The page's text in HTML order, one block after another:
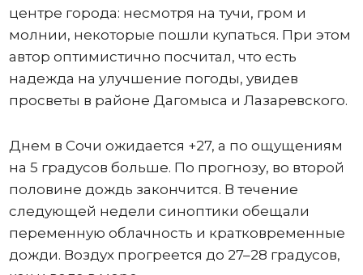
центре города: несмотря на тучи, гром и
молнии, некоторые пошли купаться. При этом
автор оптимистично посчитал, что есть
надежда на улучшение погоды, увидев
просветы в районе Дагомыса и Лазаревского.
Днем в Сочи ожидается +27, а по ощущениям
на 5 градусов больше. По прогнозу, во второй
половине дождь закончится. В течение
следующей недели синоптики обещали
переменную облачность и кратковременные
дожди. Воздух прогреется до 27–28 градусов,